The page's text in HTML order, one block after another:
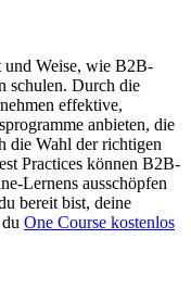
Weise, wie B2B-
schulen. Durch die
effektive,
anbieten, die
die Wahl der richtigen
Practices können B2B-
Lernens ausschöpfen
bereit bist, deine
One Course kostenlos